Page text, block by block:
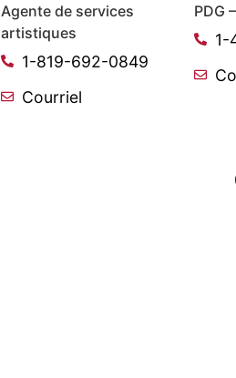
Agente de services
artistiques
1-819-692-0849
Courriel
PDG
1-